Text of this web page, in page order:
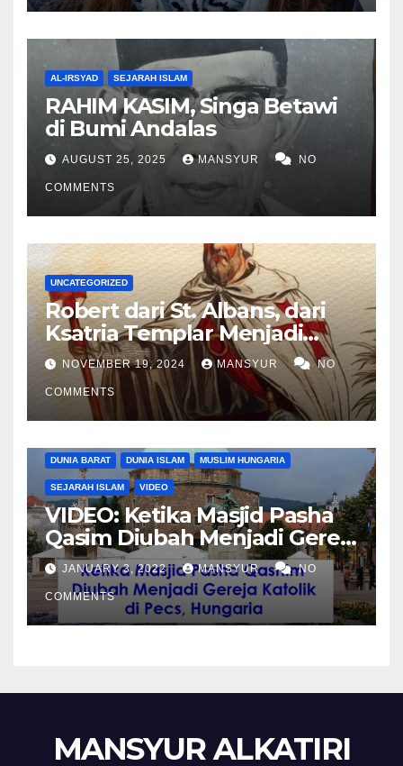
AL-IRSYAD SEJARAH ISLAM
RAHIM KASIM, Singa Betawi
di Bumi Andalas
AUGUST 25, 2025 MANSYUR NO
COMMENTS
UNCATEGORIZED
Robert dari St. Albans, dari
Ksatria Templar Menjadi
Komandan Pasukan
Shalahuddin Merebut
Kembali Yerusalem
NOVEMBER 19, 2024 MANSYUR NO
COMMENTS
DUNIA BARAT DUNIA ISLAM MUSLIM HUNGARIA
SEJARAH ISLAM VIDEO
VIDEO: Ketika Masjid Pasha
Qasim Diubah Menjadi Gereja
Katolik di Pecs, Hungaria
JANUARY 3, 2022 MANSYUR NO
COMMENTS
MANSYUR ALKATIRI